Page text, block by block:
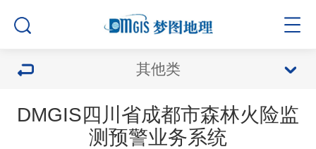
其他类
DMGIS四川省成都市森林火险监
测预警业务系统